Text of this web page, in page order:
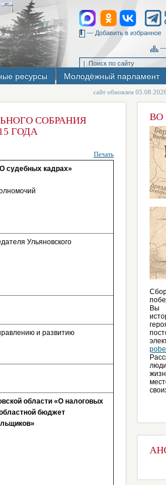
— Добавить в избранное
—
ресурсы Молодёжный парламент
сайт обновлен
СОБРАНИЯ
ГОДА
Печать
судебных кадрах»
Ульяновского
и развитию
области «О налоговых
бюджет
ВО
Вы